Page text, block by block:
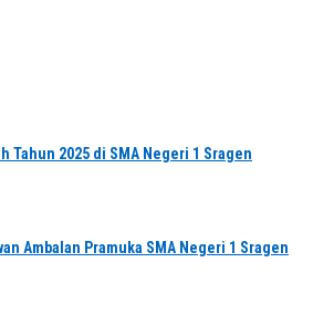
Tahun 2025 di SMA Negeri 1 Sragen
Ambalan Pramuka SMA Negeri 1 Sragen